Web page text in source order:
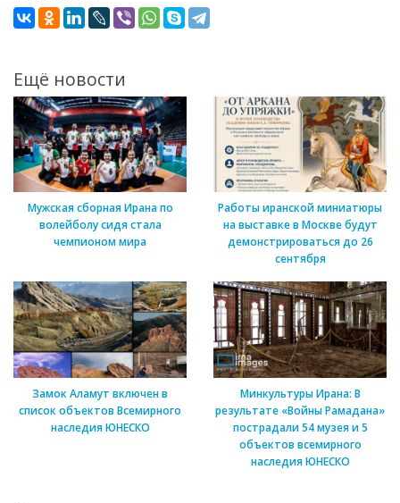
Ещё новости
Мужская сборная Ирана по
волейболу сидя стала
чемпионом мира
Работы иранской миниатюры
на выставке в Москве будут
демонстрироваться до 26
сентября
Замок Аламут включен в
список объектов Всемирного
наследия ЮНЕСКО
Минкультуры Ирана: В
результате «Войны Рамадана»
пострадали 54 музея и 5
объектов всемирного
наследия ЮНЕСКО